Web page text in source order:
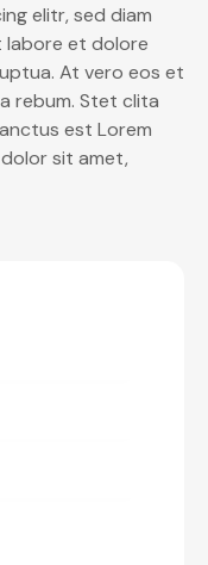
elitr, sed diam
labore et dolore
At vero eos et
rebum. Stet clita
est Lorem
sit amet,